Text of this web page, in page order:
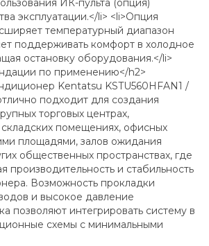
ИК-пульта (опция)
эксплуатации.</li> <li>Опция
температурный диапазон
поддерживать комфорт в холодное
остановку оборудования.</li>
по применению</h2>
Kentatsu KSTU560HFAN1 /
подходит для создания
торговых центрах,
помещениях, офисных
площадями, залов ожидания
общественных пространствах, где
производительность и стабильность
Возможность прокладки
и высокое давление
позволяют интегрировать систему в
схемы с минимальными